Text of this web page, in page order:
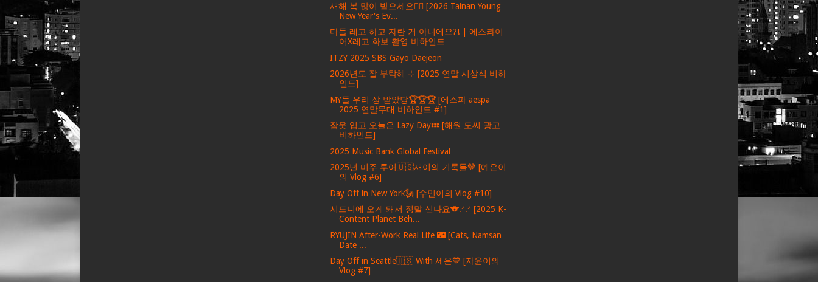
새해 복 많이 받으세요🙇‍♀️ [2026 Tainan Young
New Year's Ev...
다들 레고 하고 자란 거 아니에요?! | 에스콰이
어X레고 화보 촬영 비하인드
ITZY 2025 SBS Gayo Daejeon
2026년도 잘 부탁해 ⊹ ࣪[2025 연말 시상식 비하
인드]
MY들 우리 상 받았당🏆🏆🏆 [에스파 aespa
2025 연말무대 비하인드 #1]
잠옷 입고 오늘은 Lazy Day💤 [해원 도씨 광고
비하인드]
2025 Music Bank Global Festival
2025년 미주 투어🇺🇸재이의 기록들🤎 [예은이
의 Vlog #6]
Day Off in New York🗽 [수민이의 Vlog #10]
시드니에 오게 돼서 정말 신나요🐨.ᐟ.ᐟ [2025 K-
Content Planet Beh...
RYUJIN After-Work Real Life 🌃 [Cats, Namsan
Date ...
Day Off in Seattle🇺🇸 With 세은💙 [자윤이의
Vlog #7]